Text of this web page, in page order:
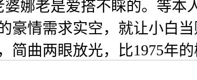
娜老是爱搭不睬的。等本
豪情需求实空，就让小白
曲两眼放光，比1975年